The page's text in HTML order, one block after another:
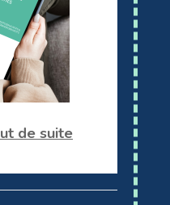
de suite